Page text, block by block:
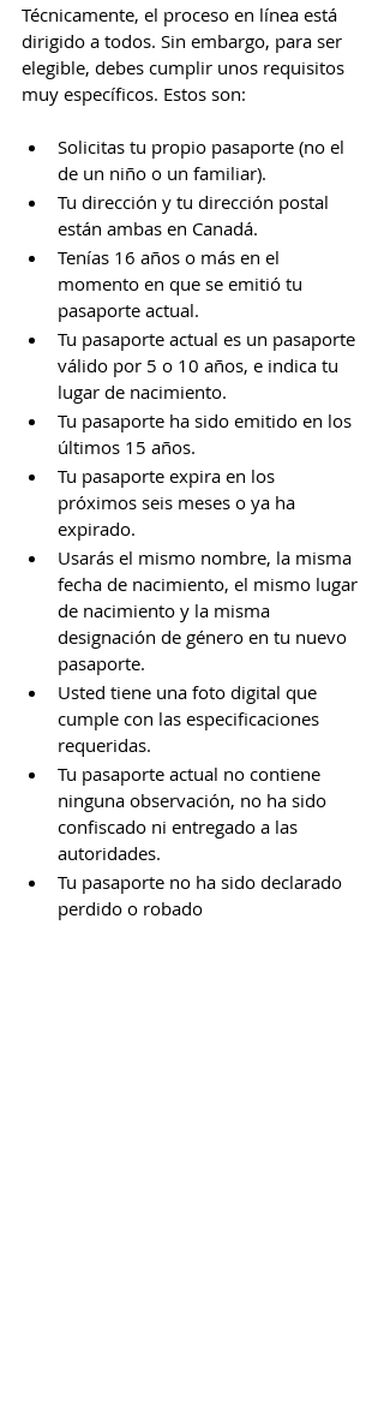
Técnicamente, el proceso en línea está
dirigido a todos. Sin embargo, para ser
elegible, debes cumplir unos requisitos
muy específicos. Estos son:
Solicitas tu propio pasaporte (no el
de un niño o un familiar).
Tu dirección y tu dirección postal
están ambas en Canadá.
Tenías 16 años o más en el
momento en que se emitió tu
pasaporte actual.
Tu pasaporte actual es un pasaporte
válido por 5 o 10 años, e indica tu
lugar de nacimiento.
Tu pasaporte ha sido emitido en los
últimos 15 años.
Tu pasaporte expira en los
próximos seis meses o ya ha
expirado.
Usarás el mismo nombre, la misma
fecha de nacimiento, el mismo lugar
de nacimiento y la misma
designación de género en tu nuevo
pasaporte.
Usted tiene una foto digital que
cumple con las especificaciones
requeridas.
Tu pasaporte actual no contiene
ninguna observación, no ha sido
confiscado ni entregado a las
autoridades.
Tu pasaporte no ha sido declarado
perdido o robado